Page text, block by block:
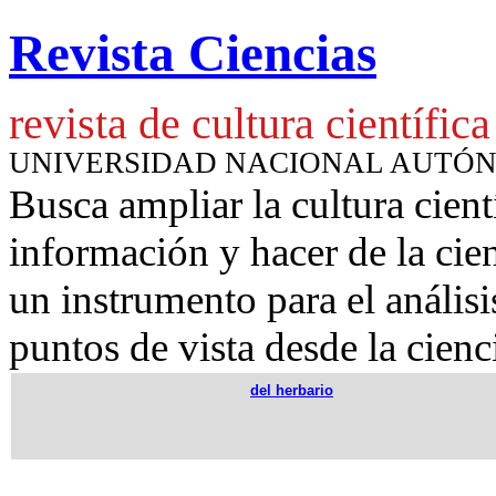
Revista Ciencias
revista de cultura científica
UNIVERSIDAD NACIONAL
Busca ampliar la cultura
información y hacer de la
un instrumento para el
puntos de vista desde la
del herbario